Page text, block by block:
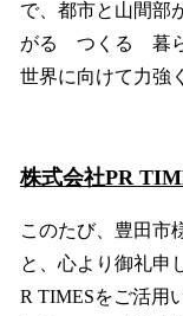
で、都市と山間部
がる つくる 暮ら
世界に向けて力強
株式会社PR
このたび、豊田市
と、心より御礼申
R TIMESをご活用